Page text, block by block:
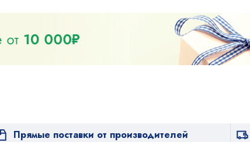
Прямые поставки от производителей